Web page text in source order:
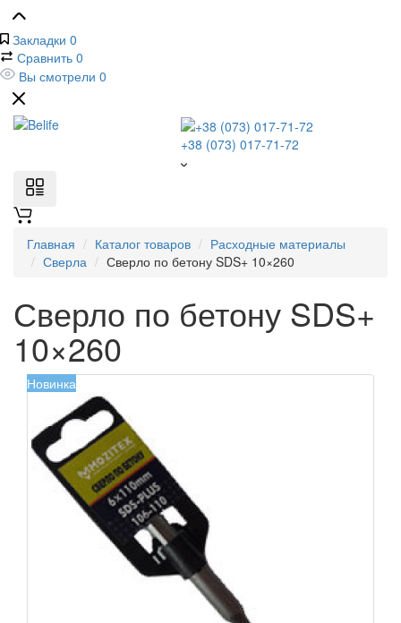
Закладки 0
Сравнить 0
Вы смотрели 0
+38 (073) 017-71-72
Главная Каталог товаров
Расходные материалы
Сверла
Сверло по бетону SDS+ 10×260
Сверло по бетону SDS+
10×260
Новинка